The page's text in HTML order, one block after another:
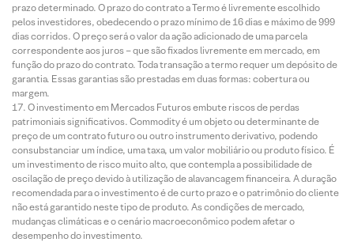
prazo determinado. O prazo do contrato a Termo é livremente escolhido
pelos investidores, obedecendo o prazo mínimo de 16 dias e máximo de 999
dias corridos. O preço será o valor da ação adicionado de uma parcela
correspondente aos juros – que são fixados livremente em mercado, em
função do prazo do contrato. Toda transação a termo requer um depósito de
garantia. Essas garantias são prestadas em duas formas: cobertura ou
margem.
O investimento em Mercados Futuros embute riscos de perdas
patrimoniais significativos. Commodity é um objeto ou determinante de
preço de um contrato futuro ou outro instrumento derivativo, podendo
consubstanciar um índice, uma taxa, um valor mobiliário ou produto físico. É
um investimento de risco muito alto, que contempla a possibilidade de
oscilação de preço devido à utilização de alavancagem financeira. A duração
recomendada para o investimento é de curto prazo e o patrimônio do cliente
não está garantido neste tipo de produto. As condições de mercado,
mudanças climáticas e o cenário macroeconômico podem afetar o
desempenho do investimento.